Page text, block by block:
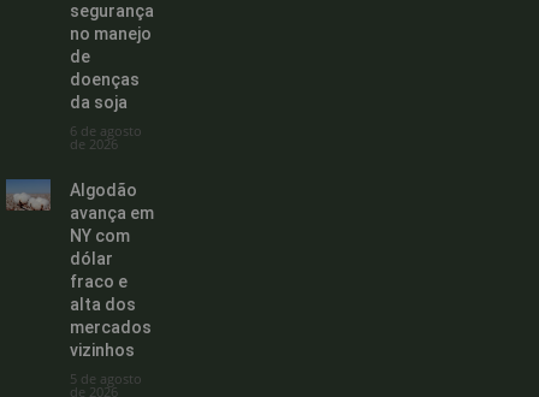
segurança
no manejo
de
doenças
da soja
6 de agosto
de 2026
Algodão
avança em
NY com
dólar
fraco e
alta dos
mercados
vizinhos
5 de agosto
de 2026